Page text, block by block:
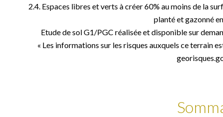
2.4. Espaces libres et verts à créer 60% au moins de la
planté et gazonné
Etude de sol G1/PGC réalisée et disponible sur
« Les informations sur les risques auxquels ce terrain